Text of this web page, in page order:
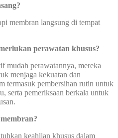
membran langsung di tempat
perawatan khusus?
mudah perawatannya, mereka
menjaga kekuatan dan
termasuk pembersihan rutin untuk
serta pemeriksaan berkala untuk
keahlian khusus dalam